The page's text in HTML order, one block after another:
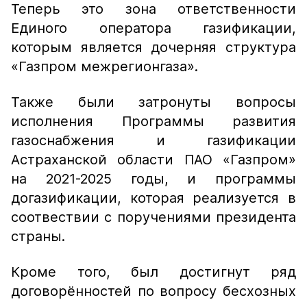
Теперь это зона ответственности
Единого оператора газификации,
которым является дочерняя структура
«Газпром межрегионгаза».
Также были затронуты вопросы
исполнения Программы развития
газоснабжения и газификации
Астраханской области ПАО «Газпром»
на 2021-2025 годы, и программы
догазификации, которая реализуется в
соотвествии с поручениями президента
страны.
Кроме того, был достигнут ряд
договорённостей по вопросу бесхозных